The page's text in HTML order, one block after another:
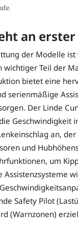
an erster
der Modelle
wichtiger Teil der
bietet eine
serienmäßige
Der Linde
Geschwindigkeit
an, der
und
um
Safety Pilot
(Warnzonen)